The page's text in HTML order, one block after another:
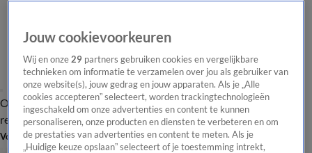
Overzicht Laatste nieuws Regionieuws Het beste van Hart
Tip de
redactie
Volg Hart van Nederland
Jouw cookievoorkeuren
Wij en onze29 partners gebruiken cookies en vergelijkbare
technieken om informatie te verzamelen over jou als gebruiker van
onze website(s), jouw gedrag en jouw apparaten. Als je „Alle
cookies accepteren” selecteert, worden trackingtechnologieën
ingeschakeld om onze advertenties en content te kunnen
personaliseren, onze producten en diensten te verbeteren en om
de prestaties van advertenties en content te meten. Als je
„Huidige keuze opslaan” selecteert of je toestemming intrekt,